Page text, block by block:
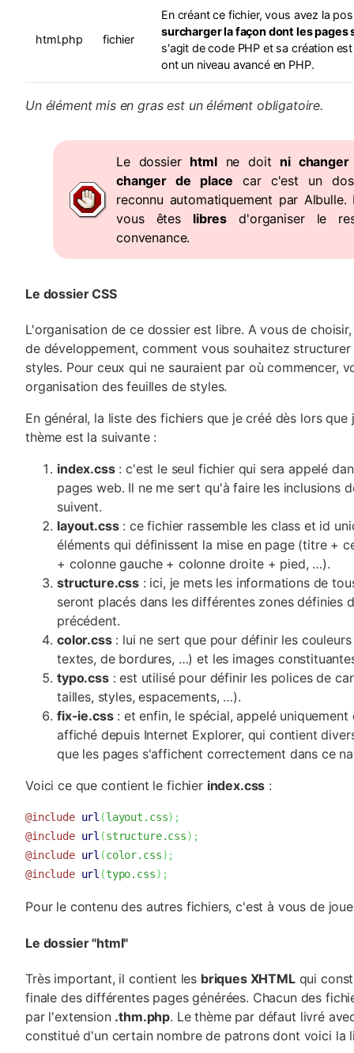
html.php fichier
En créant ce fichier, vous avez la
surcharger la façon dont les pages
s'agit de code PHP et sa création
ont un niveau avancé en PHP.
Un élément mis en gras est un élément obligatoire.
Le dossier htmlne doit ni
changer de place car c'est un
reconnu automatiquement par Albulle.
vous êtes libres d'organiser le
convenance.
Le dossier CSS
L'organisation de ce dossier est libre. A vous de
de développement, comment vous souhaitez
styles. Pour ceux qui ne sauraient par où commencer,
organisation des feuilles de styles.
En général, la liste des fichiers que je créé dès lors que
thème est la suivante :
index.css: c'est le seul fichier qui sera appelé
pages web. Il ne me sert qu'à faire les inclusions
suivent.
layout.css: ce fichier rassemble les class et id
éléments qui définissent la mise en page (titre +
+ colonne gauche + colonne droite + pied, …).
structure.css: ici, je mets les informations de
seront placés dans les différentes zones définies
précédent.
color.css: lui ne sert que pour définir les
textes, de bordures, …) et les images
typo.css: est utilisé pour définir les polices de
tailles, styles, espacements, …).
fix-ie.css: et enfin, le spécial, appelé uniquement
affiché depuis Internet Explorer, qui contient
que les pages s'affichent correctement dans ce
Voici ce que contient le fichier index.css :
@include url (layout.css) ;
@include url (structure.css) ;
@include url (color.css) ;
@include url (typo.css) ;
Pour le contenu des autres fichiers, c'est à vous de
Le dossier "html"
Très important, il contient les briques XHTMLqui
finale des différentes pages générées. Chacun des
par l'extension .thm.php. Le thème par défaut livré
constitué d'un certain nombre de patrons dont voici la